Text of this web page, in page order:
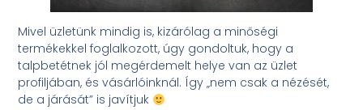
Mivel üzletünk mindig is, kizárólag a minőségi
termékekkel foglalkozott, úgy gondoltuk, hogy a
talpbetétnek jól megérdemelt helye van az üzlet
profiljában, és vásárlóinknál. Így „nem csak a nézését,
de a járását” is javítjuk